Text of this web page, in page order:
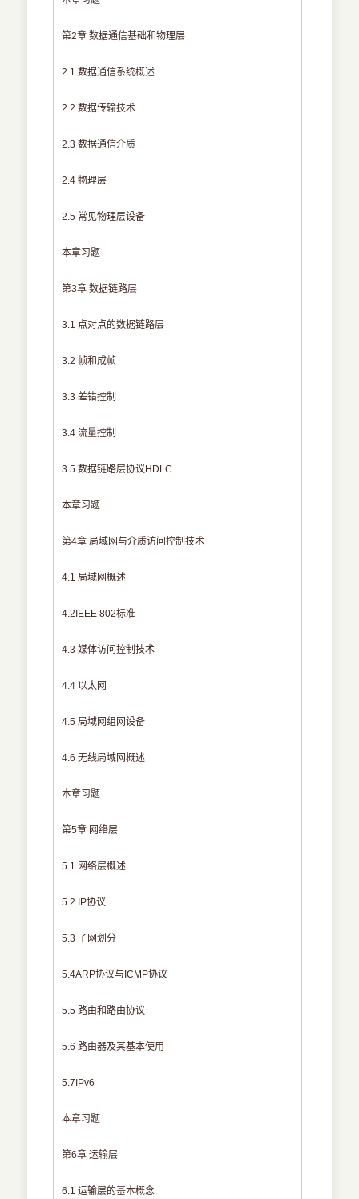
第2章 数据通信基础和物理层
2.1 数据通信系统概述
2.2 数据传输技术
2.3 数据通信介质
2.4 物理层
2.5 常见物理层设备
本章习题
第3章 数据链路层
3.1 点对点的数据链路层
3.2 帧和成帧
3.3 差错控制
3.4 流量控制
3.5 数据链路层协议HDLC
本章习题
第4章 局域网与介质访问控制技术
4.1 局域网概述
4.2IEEE 802标准
4.3 媒体访问控制技术
4.4 以太网
4.5 局域网组网设备
4.6 无线局域网概述
本章习题
第5章 网络层
5.1 网络层概述
5.2 IP协议
5.3 子网划分
5.4ARP协议与ICMP协议
5.5 路由和路由协议
5.6 路由器及其基本使用
5.7IPv6
本章习题
第6章 运输层
6.1 运输层的基本概念